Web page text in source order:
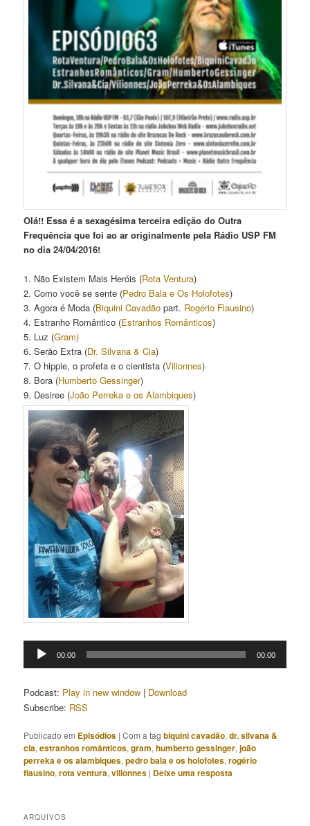
Olá!! Essa é a sexagésima terceira edição do Outra
Frequência que foi ao ar originalmente pela Rádio USP FM
no dia 24/04/2016!
1. Não Existem Mais Heróis (Rota Ventura)
2. Como você se sente (Pedro Bala e Os Holofotes)
3. Agora é Moda (Biquini Cavadão part. Rogério Flausino)
4. Estranho Romântico (Estranhos Românticos)
5. Luz (Gram)
6. Serão Extra (Dr. Silvana & Cia)
7. O hippie, o profeta e o cientista (Vilionnes)
8. Bora (Humberto Gessinger)
9. Desiree (João Perreka e os Alambiques)
Tocador
00:00 00:00
Podcast: Play in new window | Download
Subscribe: RSS
Publicado em Episódios |Com a tagbiquini cavadão,dr. silvana &
cia,estranhos românticos,gram,humberto gessinger,joão
perreka e os alambiques,pedro bala e os holofotes,rogério
flausino,rota ventura,vilionnes | Deixe uma resposta
ARQUIVOS